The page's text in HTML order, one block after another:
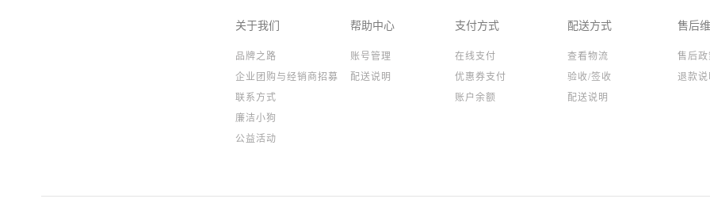
关于我们
品牌之路
企业团购与经销商招募
联系方式
廉洁小狗
公益活动
帮助中心
账号管理
配送说明
支付方式
在线支付
优惠券支付
账户余额
配送方式
查看物流
验收/签收
配送说明
售后
售后
退款